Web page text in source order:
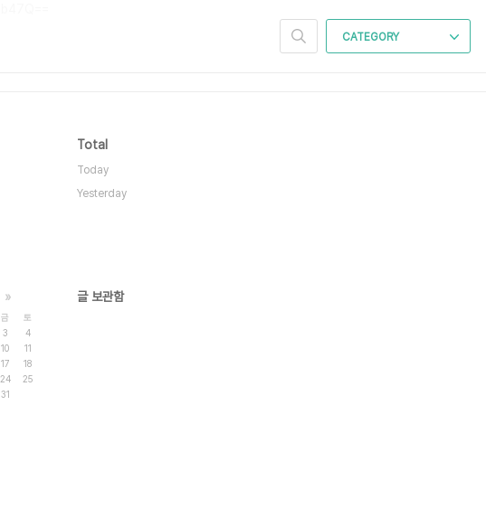
CATEGORY
Total
Today
Yesterday
»
금
토
3
4
10
11
17
18
24
25
31
글 보관함